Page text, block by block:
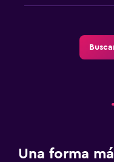
Una forma